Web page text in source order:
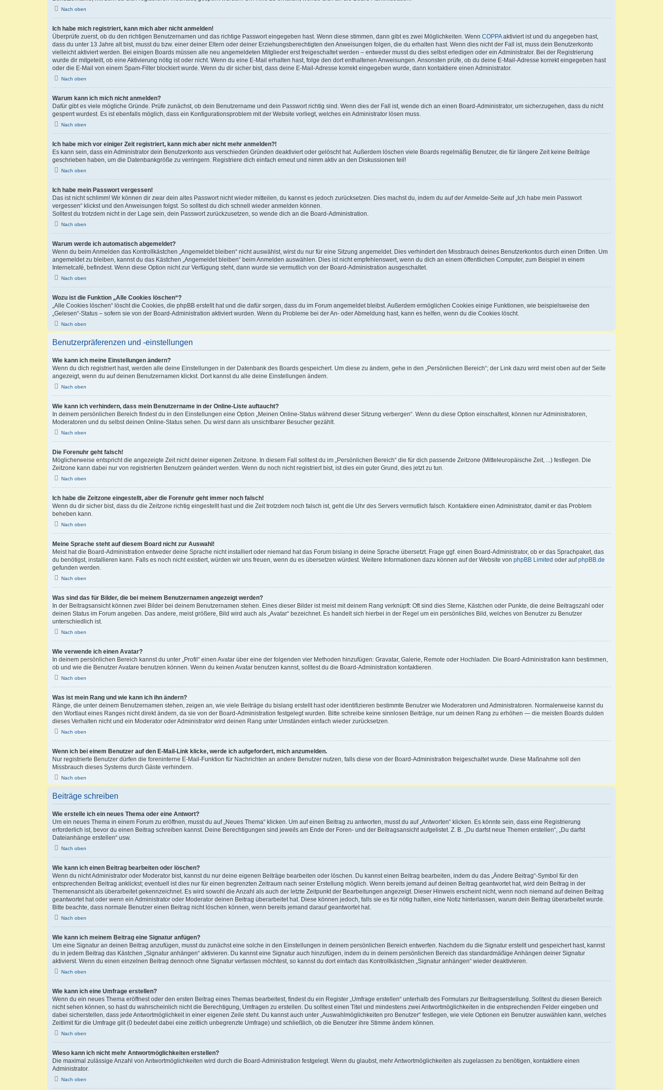
Nach oben
Ich habe mich registriert, kann mich aber nicht anmelden!
Überprüfe zuerst, ob du den richtigen Benutzernamen und das richtige Passwort eingegeben hast. Wenn diese stimmen, dann gibt es zwei Möglichkeiten. Wenn COPPAaktiviert ist und du angegeben hast,
dass du unter 13 Jahre alt bist, musst du bzw. einer deiner Eltern oder deiner Erziehungsberechtigten den Anweisungen folgen, die du erhalten hast. Wenn dies nicht der Fall ist, muss dein Benutzerkonto
vielleicht aktiviert werden. Bei einigen Boards müssen alle neu angemeldeten Mitglieder erst freigeschaltet werden – entweder musst du dies selbst erledigen oder ein Administrator. Bei der Registrierung
wurde dir mitgeteilt, ob eine Aktivierung nötig ist oder nicht. Wenn du eine E-Mail erhalten hast, folge den dort enthaltenen Anweisungen. Ansonsten prüfe, ob du deine E-Mail-Adresse korrekt eingegeben hast
oder die E-Mail von einem Spam-Filter blockiert wurde. Wenn du dir sicher bist, dass deine E-Mail-Adresse korrekt eingegeben wurde, dann kontaktiere einen Administrator.
Nach oben
Warum kann ich mich nicht anmelden?
Dafür gibt es viele mögliche Gründe. Prüfe zunächst, ob dein Benutzername und dein Passwort richtig sind. Wenn dies der Fall ist, wende dich an einen Board-Administrator, um sicherzugehen, dass du nicht
gesperrt wurdest. Es ist ebenfalls möglich, dass ein Konfigurationsproblem mit der Website vorliegt, welches ein Administrator lösen muss.
Nach oben
Ich habe mich vor einiger Zeit registriert, kann mich aber nicht mehr anmelden?!
Es kann sein, dass ein Administrator dein Benutzerkonto aus verschieden Gründen deaktiviert oder gelöscht hat. Außerdem löschen viele Boards regelmäßig Benutzer, die für längere Zeit keine Beiträge
geschrieben haben, um die Datenbankgröße zu verringern. Registriere dich einfach erneut und nimm aktiv an den Diskussionen teil!
Nach oben
Ich habe mein Passwort vergessen!
Das ist nicht schlimm! Wir können dir zwar dein altes Passwort nicht wieder mitteilen, du kannst es jedoch zurücksetzen. Dies machst du, indem du auf der Anmelde-Seite auf „Ich habe mein Passwort
vergessen“ klickst und den Anweisungen folgst. So solltest du dich schnell wieder anmelden können.
Solltest du trotzdem nicht in der Lage sein, dein Passwort zurückzusetzen, so wende dich an die Board-Administration.
Nach oben
Warum werde ich automatisch abgemeldet?
Wenn du beim Anmelden das Kontrollkästchen „Angemeldet bleiben“ nicht auswählst, wirst du nur für eine Sitzung angemeldet. Dies verhindert den Missbrauch deines Benutzerkontos durch einen Dritten. Um
angemeldet zu bleiben, kannst du das Kästchen „Angemeldet bleiben“ beim Anmelden auswählen. Dies ist nicht empfehlenswert, wenn du dich an einem öffentlichen Computer, zum Beispiel in einem
Internetcafé, befindest. Wenn diese Option nicht zur Verfügung steht, dann wurde sie vermutlich von der Board-Administration ausgeschaltet.
Nach oben
Wozu ist die Funktion „Alle Cookies löschen“?
„Alle Cookies löschen“ löscht die Cookies, die phpBB erstellt hat und die dafür sorgen, dass du im Forum angemeldet bleibst. Außerdem ermöglichen Cookies einige Funktionen, wie beispielsweise den
„Gelesen“-Status – sofern sie von der Board-Administration aktiviert wurden. Wenn du Probleme bei der An- oder Abmeldung hast, kann es helfen, wenn du die Cookies löscht.
Nach oben
Benutzerpräferenzen und -einstellungen
Wie kann ich meine Einstellungen ändern?
Wenn du dich registriert hast, werden alle deine Einstellungen in der Datenbank des Boards gespeichert. Um diese zu ändern, gehe in den „Persönlichen Bereich“; der Link dazu wird meist oben auf der Seite
angezeigt, wenn du auf deinen Benutzernamen klickst. Dort kannst du alle deine Einstellungen ändern.
Nach oben
Wie kann ich verhindern, dass mein Benutzername in der Online-Liste auftaucht?
In deinem persönlichen Bereich findest du in den Einstellungen eine Option „Meinen Online-Status während dieser Sitzung verbergen“. Wenn du diese Option einschaltest, können nur Administratoren,
Moderatoren und du selbst deinen Online-Status sehen. Du wirst dann als unsichtbarer Besucher gezählt.
Nach oben
Die Forenuhr geht falsch!
Möglicherweise entspricht die angezeigte Zeit nicht deiner eigenen Zeitzone. In diesem Fall solltest du im „Persönlichen Bereich“ die für dich passende Zeitzone (Mitteleuropäische Zeit, ...) festlegen. Die
Zeitzone kann dabei nur von registrierten Benutzern geändert werden. Wenn du noch nicht registriert bist, ist dies ein guter Grund, dies jetzt zu tun.
Nach oben
Ich habe die Zeitzone eingestellt, aber die Forenuhr geht immer noch falsch!
Wenn du dir sicher bist, dass du die Zeitzone richtig eingestellt hast und die Zeit trotzdem noch falsch ist, geht die Uhr des Servers vermutlich falsch. Kontaktiere einen Administrator, damit er das Problem
beheben kann.
Nach oben
Meine Sprache steht auf diesem Board nicht zur Auswahl!
Meist hat die Board-Administration entweder deine Sprache nicht installiert oder niemand hat das Forum bislang in deine Sprache übersetzt. Frage ggf. einen Board-Administrator, ob er das Sprachpaket, das
du benötigst, installieren kann. Falls es noch nicht existiert, würden wir uns freuen, wenn du es übersetzen würdest. Weitere Informationen dazu können auf der Website von phpBB Limited oder aufphpBB.de
gefunden werden.
Nach oben
Was sind das für Bilder, die bei meinem Benutzernamen angezeigt werden?
In der Beitragsansicht können zwei Bilder bei deinem Benutzernamen stehen. Eines dieser Bilder ist meist mit deinem Rang verknüpft: Oft sind dies Sterne, Kästchen oder Punkte, die deine Beitragszahl oder
deinen Status im Forum angeben. Das andere, meist größere, Bild wird auch als „Avatar“ bezeichnet. Es handelt sich hierbei in der Regel um ein persönliches Bild, welches von Benutzer zu Benutzer
unterschiedlich ist.
Nach oben
Wie verwende ich einen Avatar?
In deinem persönlichen Bereich kannst du unter „Profil“ einen Avatar über eine der folgenden vier Methoden hinzufügen: Gravatar, Galerie, Remote oder Hochladen. Die Board-Administration kann bestimmen,
ob und wie die Benutzer Avatare benutzen können. Wenn du keinen Avatar benutzen kannst, solltest du die Board-Administration kontaktieren.
Nach oben
Was ist mein Rang und wie kann ich ihn ändern?
Ränge, die unter deinem Benutzernamen stehen, zeigen an, wie viele Beiträge du bislang erstellt hast oder identifizieren bestimmte Benutzer wie Moderatoren und Administratoren. Normalerweise kannst du
den Wortlaut eines Ranges nicht direkt ändern, da sie von der Board-Administration festgelegt wurden. Bitte schreibe keine sinnlosen Beiträge, nur um deinen Rang zu erhöhen — die meisten Boards dulden
dieses Verhalten nicht und ein Moderator oder Administrator wird deinen Rang unter Umständen einfach wieder zurücksetzen.
Nach oben
Wenn ich bei einem Benutzer auf den E-Mail-Link klicke, werde ich aufgefordert, mich anzumelden.
Nur registrierte Benutzer dürfen die foreninterne E-Mail-Funktion für Nachrichten an andere Benutzer nutzen, falls diese von der Board-Administration freigeschaltet wurde. Diese Maßnahme soll den
Missbrauch dieses Systems durch Gäste verhindern.
Nach oben
Beiträge schreiben
Wie erstelle ich ein neues Thema oder eine Antwort?
Um ein neues Thema in einem Forum zu eröffnen, musst du auf „Neues Thema“ klicken. Um auf einen Beitrag zu antworten, musst du auf „Antworten“ klicken. Es könnte sein, dass eine Registrierung
erforderlich ist, bevor du einen Beitrag schreiben kannst. Deine Berechtigungen sind jeweils am Ende der Foren- und der Beitragsansicht aufgelistet. Z. B. „Du darfst neue Themen erstellen“, „Du darfst
Dateianhänge erstellen“ usw.
Nach oben
Wie kann ich einen Beitrag bearbeiten oder löschen?
Wenn du nicht Administrator oder Moderator bist, kannst du nur deine eigenen Beiträge bearbeiten oder löschen. Du kannst einen Beitrag bearbeiten, indem du das „Ändere Beitrag“-Symbol für den
entsprechenden Beitrag anklickst; eventuell ist dies nur für einen begrenzten Zeitraum nach seiner Erstellung möglich. Wenn bereits jemand auf deinen Beitrag geantwortet hat, wird dein Beitrag in der
Themenansicht als überarbeitet gekennzeichnet. Es wird sowohl die Anzahl als auch der letzte Zeitpunkt der Bearbeitungen angezeigt. Dieser Hinweis erscheint nicht, wenn noch niemand auf deinen Beitrag
geantwortet hat oder wenn ein Administrator oder Moderator deinen Beitrag überarbeitet hat. Diese können jedoch, falls sie es für nötig halten, eine Notiz hinterlassen, warum dein Beitrag überarbeitet wurde.
Bitte beachte, dass normale Benutzer einen Beitrag nicht löschen können, wenn bereits jemand darauf geantwortet hat.
Nach oben
Wie kann ich meinem Beitrag eine Signatur anfügen?
Um eine Signatur an deinen Beitrag anzufügen, musst du zunächst eine solche in den Einstellungen in deinem persönlichen Bereich entwerfen. Nachdem du die Signatur erstellt und gespeichert hast, kannst
du in jedem Beitrag das Kästchen „Signatur anhängen“ aktivieren. Du kannst eine Signatur auch hinzufügen, indem du in deinem persönlichen Bereich das standardmäßige Anhängen deiner Signatur
aktivierst. Wenn du einen einzelnen Beitrag dennoch ohne Signatur verfassen möchtest, so kannst du dort einfach das Kontrollkästchen „Signatur anhängen“ wieder deaktivieren.
Nach oben
Wie kann ich eine Umfrage erstellen?
Wenn du ein neues Thema eröffnest oder den ersten Beitrag eines Themas bearbeitest, findest du ein Register „Umfrage erstellen“ unterhalb des Formulars zur Beitragserstellung. Solltest du diesen Bereich
nicht sehen können, so hast du wahrscheinlich nicht die Berechtigung, Umfragen zu erstellen. Du solltest einen Titel und mindestens zwei Antwortmöglichkeiten in die entsprechenden Felder eingeben und
dabei sicherstellen, dass jede Antwortmöglichkeit in einer eigenen Zeile steht. Du kannst auch unter „Auswahlmöglichkeiten pro Benutzer“ festlegen, wie viele Optionen ein Benutzer auswählen kann, welches
Zeitlimit für die Umfrage gilt (0 bedeutet dabei eine zeitlich unbegrenzte Umfrage) und schließlich, ob die Benutzer ihre Stimme ändern können.
Nach oben
Wieso kann ich nicht mehr Antwortmöglichkeiten erstellen?
Die maximal zulässige Anzahl von Antwortmöglichkeiten wird durch die Board-Administration festgelegt. Wenn du glaubst, mehr Antwortmöglichkeiten als zugelassen zu benötigen, kontaktiere einen
Administrator.
Nach oben